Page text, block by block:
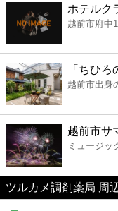
書店
ファミレス
ファーストフード
カフェ
ショッピング
ホテルク
越前市府中
「ちひ
越前市出身
越前市サ
ミュージッ
ツルカメ調剤薬局 周